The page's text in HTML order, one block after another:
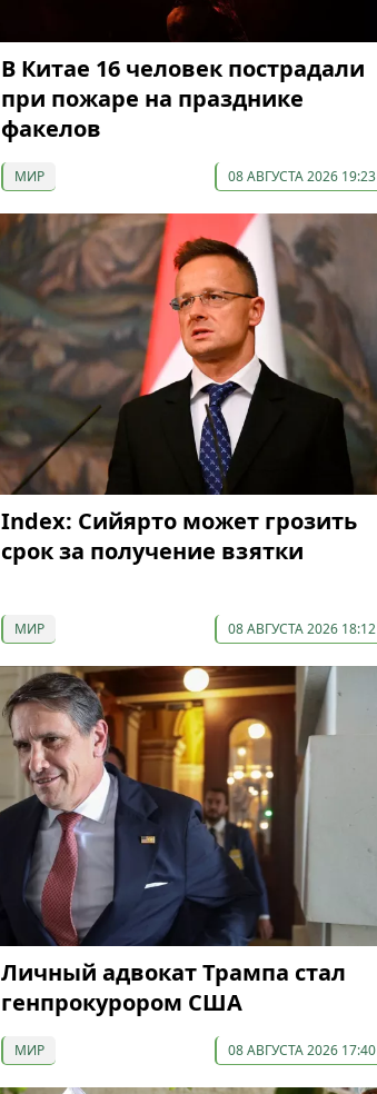
В Китае 16 человек пострадали
при пожаре на празднике
факелов
МИР 08 АВГУСТА 2026 19:23
Index: Сийярто может грозить
срок за получение взятки
МИР 08 АВГУСТА 2026 18:12
Личный адвокат Трампа стал
генпрокурором США
МИР 08 АВГУСТА 2026 17:40